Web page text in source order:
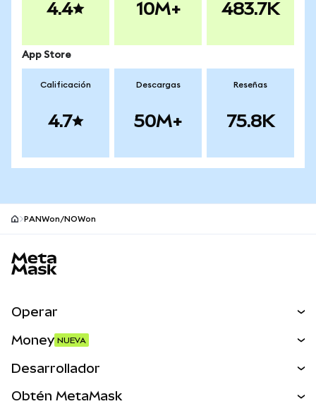
4.4 10M+ 483.7K
App Store
Calificación
4.7
Descargas
50M+
Reseñas
75.8K
PANWon/NOWon
Operar
Activos del mundo real
Money NUEVA
Desarrollador
Obtén MetaMask